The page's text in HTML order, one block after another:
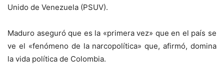
Unido de Venezuela (PSUV).
Maduro aseguró que es la «primera vez» que en el país se
ve el «fenómeno de la narcopolítica» que, afirmó, domina
la vida política de Colombia.